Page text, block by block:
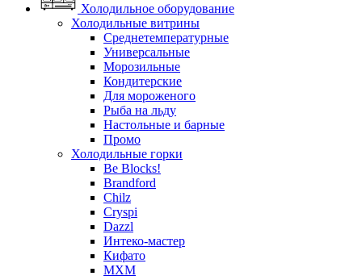
Холодильное оборудование
Холодильные витрины
Среднетемпературные
Универсальные
Морозильные
Кондитерские
Для мороженого
Рыба на льду
Настольные и барные
Промо
Холодильные горки
Be Blocks!
Brandford
Chilz
Cryspi
Dazzl
Интеко-мастер
Кифато
МХМ